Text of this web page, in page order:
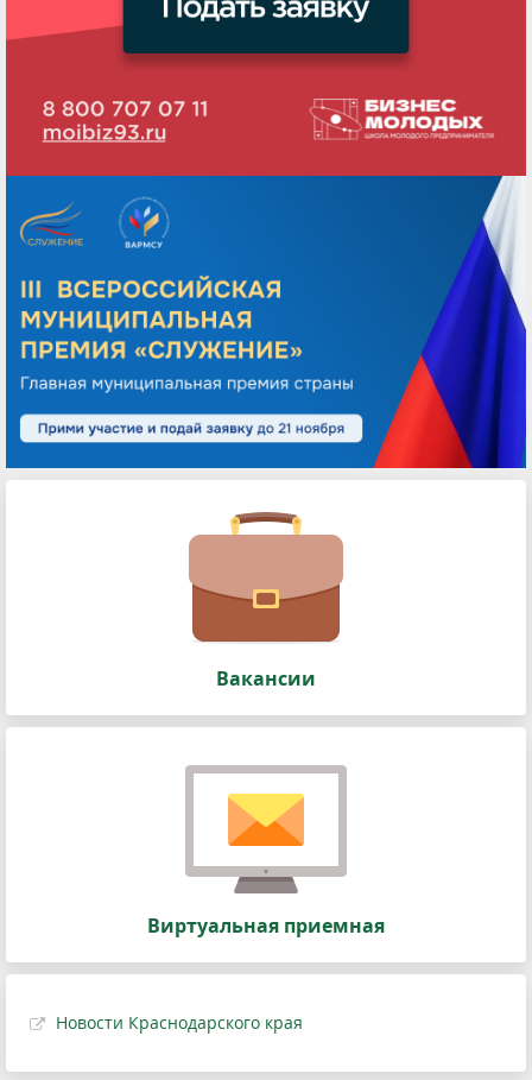
Вакансии
Виртуальная приемная
Новости Краснодарского края